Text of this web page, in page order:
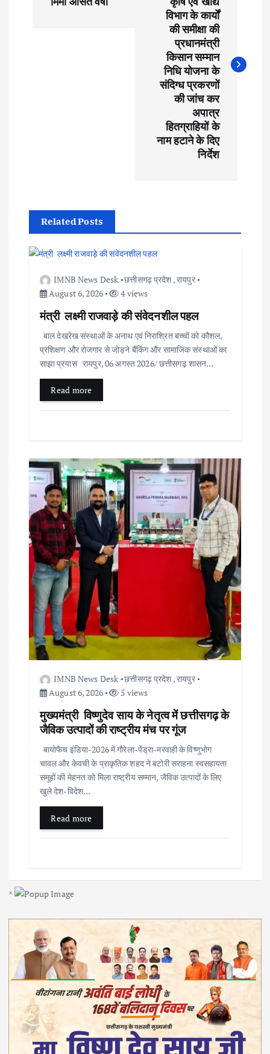
a
t
विभाग के कार्यों
की समीक्षा की
प्रधानमंत्री
किसान सम्मान
निधि योजना के
संदिग्ध प्रकरणों
की जांच कर
अपात्र
हितग्राहियों के
नाम हटाने के दिए
निर्देश
Related Posts
IMNB News Desk छत्तीसगढ़ प्रदेश ,रायपुर
August 6, 2026
4 views
मंत्री लक्ष्मी राजवाड़े की संवेदनशील पहल
बाल देखरेख संस्थाओं के अनाथ एवं निराश्रित बच्चों को कौशल,
प्रशिक्षण और रोजगार से जोड़ने बैंकिंग और सामाजिक संस्थाओं का
साझा प्रयास रायपुर, 06 अगस्त 2026/ छत्तीसगढ़ शासन…
Read more
IMNB News Desk छत्तीसगढ़ प्रदेश ,रायपुर
August 6, 2026
5 views
मुख्यमंत्री विष्णुदेव साय के नेतृत्व में छत्तीसगढ़ के
जैविक उत्पादों की राष्ट्रीय मंच पर गूंज
बायोफैच इंडिया-2026 में गौरेला-पेंड्रा-मरवाही के विष्णुभोग
चावल और केवची के प्राकृतिक शहद ने बटोरी सराहना स्वसहायता
समूहों की मेहनत को मिला राष्ट्रीय सम्मान, जैविक उत्पादों के लिए
खुले देश-विदेश…
Read more
×